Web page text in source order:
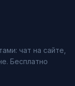
чат на сайте,
Бесплатно